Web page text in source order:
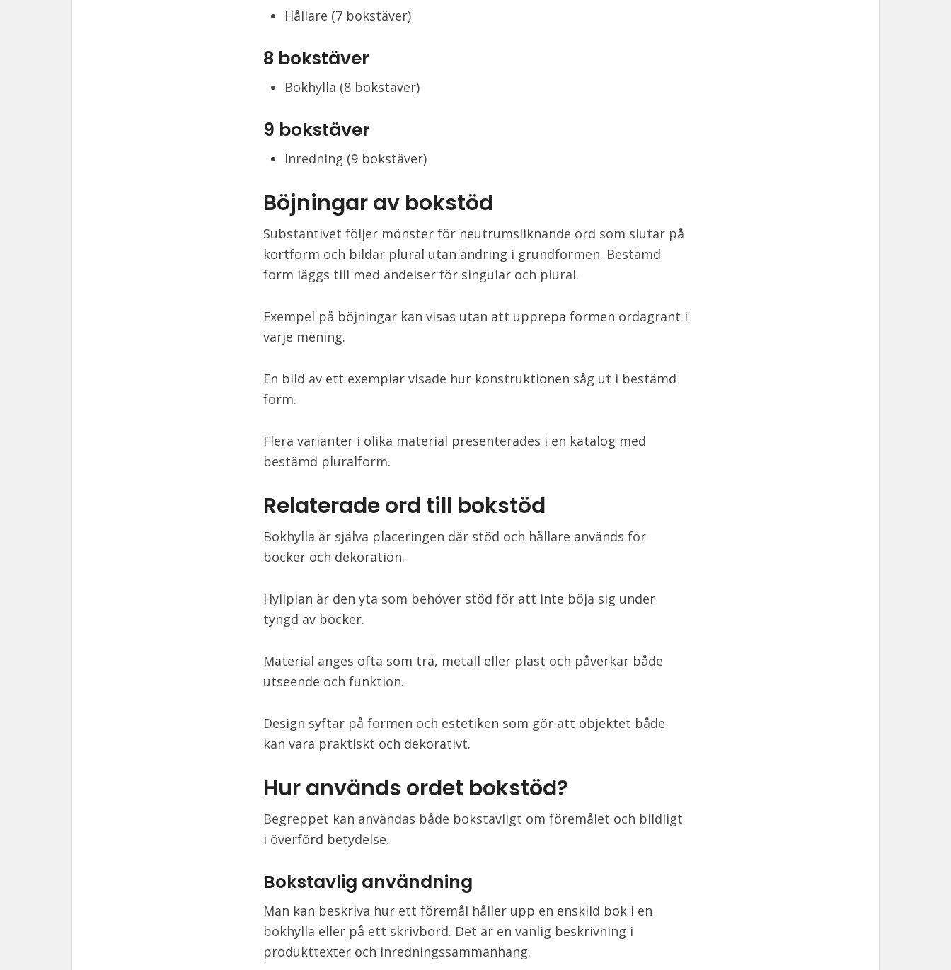
Hållare (7 bokstäver)
8 bokstäver
Bokhylla (8 bokstäver)
9 bokstäver
Inredning (9 bokstäver)
Böjningar av bokstöd
Substantivet följer mönster för neutrumsliknande ord som slutar på
kortform och bildar plural utan ändring i grundformen. Bestämd
form läggs till med ändelser för singular och plural.
Exempel på böjningar kan visas utan att upprepa formen ordagrant i
varje mening.
En bild av ett exemplar visade hur konstruktionen såg ut i bestämd
form.
Flera varianter i olika material presenterades i en katalog med
bestämd pluralform.
Relaterade ord till bokstöd
Bokhylla är själva placeringen där stöd och hållare används för
böcker och dekoration.
Hyllplan är den yta som behöver stöd för att inte böja sig under
tyngd av böcker.
Material anges ofta som trä, metall eller plast och påverkar både
utseende och funktion.
Design syftar på formen och estetiken som gör att objektet både
kan vara praktiskt och dekorativt.
Hur används ordet bokstöd?
Begreppet kan användas både bokstavligt om föremålet och bildligt
i överförd betydelse.
Bokstavlig användning
Man kan beskriva hur ett föremål håller upp en enskild bok i en
bokhylla eller på ett skrivbord. Det är en vanlig beskrivning i
produkttexter och inredningssammanhang.